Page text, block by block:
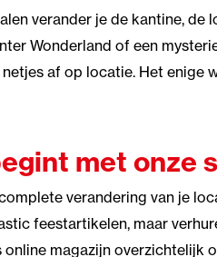
verander je de kantine, de
Wonderland of een
netjes af op locatie. Het enige
met onze
verandering van je
feestartikelen, maar
magazijn overzichtelijk